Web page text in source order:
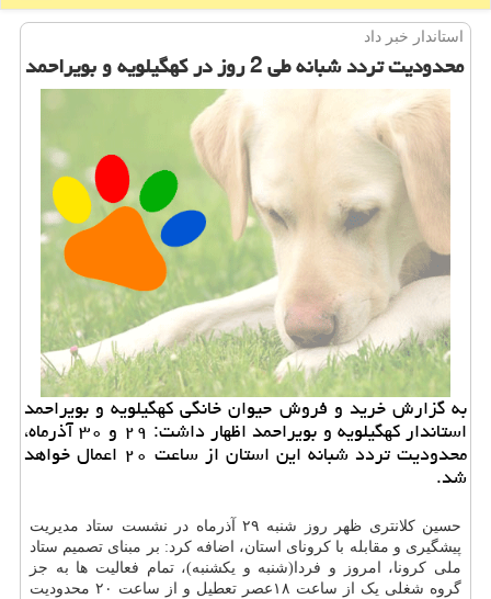
استاندار خبر داد
محدودیت تردد شبانه طی 2 روز در كهگیلویه و بویراحمد
به گزارش خرید و فروش حیوان خانگی کهگیلویه و بویراحمد
استاندار کهگیلویه و بویراحمد اظهار داشت: ۲۹ و ۳۰ آذرماه،
محدودیت تردد شبانه این استان از ساعت ۲۰ اعمال خواهد
شد.
حسین کلانتری ظهر روز شنبه ۲۹ آذرماه در نشست ستاد مدیریت
پیشگیری و مقابله با کرونای استان، اضافه کرد: بر مبنای تصمیم ستاد
ملی کرونا، امروز و فردا(شنبه و یکشنبه)، تمام فعالیت ها به جز
گروه شغلی یک از ساعت ۱۸عصر تعطیل و از ساعت ۲۰ محدودیت